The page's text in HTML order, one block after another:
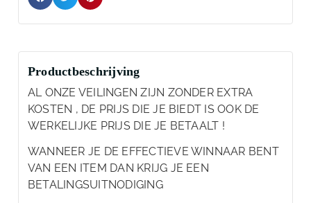
Productbeschrijving
AL ONZE VEILINGEN ZIJN ZONDER EXTRA
KOSTEN , DE PRIJS DIE JE BIEDT IS OOK DE
WERKELIJKE PRIJS DIE JE BETAALT !
WANNEER JE DE EFFECTIEVE WINNAAR BENT
VAN EEN ITEM DAN KRIJG JE EEN
BETALINGSUITNODIGING